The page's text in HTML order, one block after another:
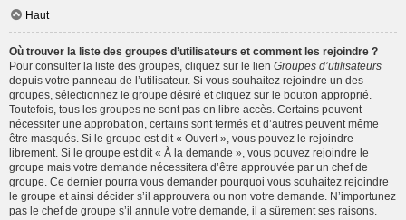
Haut
Où trouver la liste des groupes d’utilisateurs et comment les rejoindre ?
Pour consulter la liste des groupes, cliquez sur le lien Groupes d’utilisateurs
depuis votre panneau de l’utilisateur. Si vous souhaitez rejoindre un des
groupes, sélectionnez le groupe désiré et cliquez sur le bouton approprié.
Toutefois, tous les groupes ne sont pas en libre accès. Certains peuvent
nécessiter une approbation, certains sont fermés et d’autres peuvent même
être masqués. Si le groupe est dit « Ouvert », vous pouvez le rejoindre
librement. Si le groupe est dit « À la demande », vous pouvez rejoindre le
groupe mais votre demande nécessitera d’être approuvée par un chef de
groupe. Ce dernier pourra vous demander pourquoi vous souhaitez rejoindre
le groupe et ainsi décider s’il approuvera ou non votre demande. N’importunez
pas le chef de groupe s’il annule votre demande, il a sûrement ses raisons.